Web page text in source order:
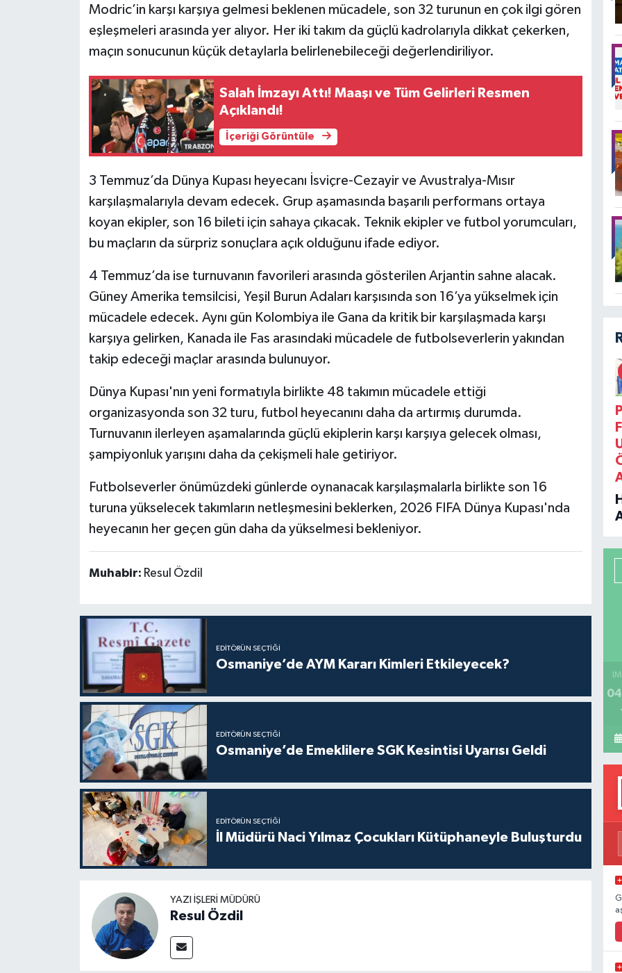
Modric’in karşı karşıya gelmesi beklenen mücadele, son 32 turunun en çok ilgi gören
eşleşmeleri arasında yer alıyor. Her iki takım da güçlü kadrolarıyla dikkat çekerken,
maçın sonucunun küçük detaylarla belirlenebileceği değerlendiriliyor.
Salah İmzayı Attı! Maaşı ve Tüm Gelirleri Resmen
Açıklandı!
İçeriği Görüntüle
3 Temmuz’da Dünya Kupası heyecanı İsviçre-Cezayir ve Avustralya-Mısır
karşılaşmalarıyla devam edecek. Grup aşamasında başarılı performans ortaya
koyan ekipler, son 16 bileti için sahaya çıkacak. Teknik ekipler ve futbol yorumcuları,
bu maçların da sürpriz sonuçlara açık olduğunu ifade ediyor.
4 Temmuz’da ise turnuvanın favorileri arasında gösterilen Arjantin sahne alacak.
Güney Amerika temsilcisi, Yeşil Burun Adaları karşısında son 16’ya yükselmek için
mücadele edecek. Aynı gün Kolombiya ile Gana da kritik bir karşılaşmada karşı
karşıya gelirken, Kanada ile Fas arasındaki mücadele de futbolseverlerin yakından
takip edeceği maçlar arasında bulunuyor.
Dünya Kupası'nın yeni formatıyla birlikte 48 takımın mücadele ettiği
organizasyonda son 32 turu, futbol heyecanını daha da artırmış durumda.
Turnuvanın ilerleyen aşamalarında güçlü ekiplerin karşı karşıya gelecek olması,
şampiyonluk yarışını daha da çekişmeli hale getiriyor.
Futbolseverler önümüzdeki günlerde oynanacak karşılaşmalarla birlikte son 16
turuna yükselecek takımların netleşmesini beklerken, 2026 FIFA Dünya Kupası'nda
heyecanın her geçen gün daha da yükselmesi bekleniyor.
Muhabir: Resul Özdil
EDITÖRÜN SEÇTIĞI
Osmaniye’de AYM Kararı Kimleri Etkileyecek?
EDITÖRÜN SEÇTIĞI
Osmaniye’de Emeklilere SGK Kesintisi Uyarısı Geldi
EDITÖRÜN SEÇTIĞI
İl Müdürü Naci Yılmaz Çocukları Kütüphaneyle Buluşturdu
YAZI İŞLERI MÜDÜRÜ
Resul Özdil